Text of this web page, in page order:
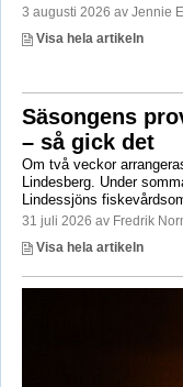
3 augusti 2026 av Jennie
Visa hela artikeln
Säsongens
– så gick det
Om två veckor
Lindesberg. Under
Lindessjöns
31 juli 2026 av Fredrik
Visa hela artikeln